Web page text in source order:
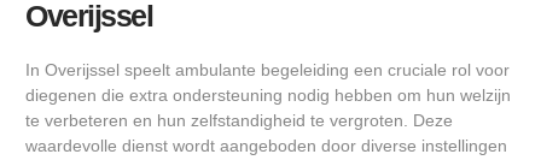
Overijssel
In Overijssel speelt ambulante begeleiding een cruciale rol voor
diegenen die extra ondersteuning nodig hebben om hun welzijn
te verbeteren en hun zelfstandigheid te vergroten. Deze
waardevolle dienst wordt aangeboden door diverse instellingen